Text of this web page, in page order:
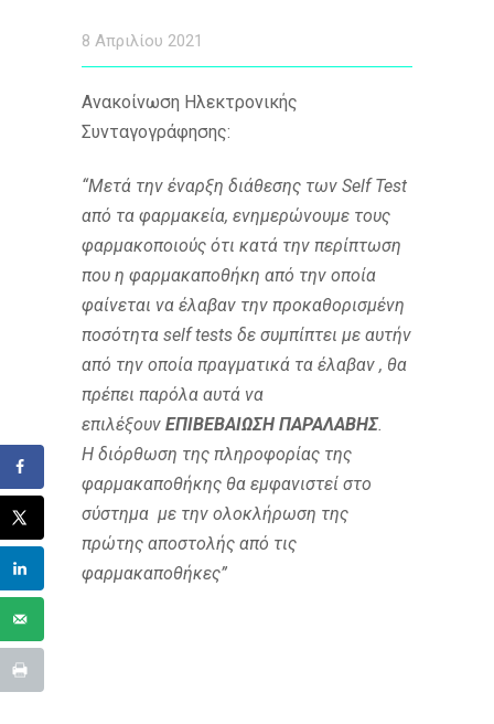
8 Απριλίου 2021
Ανακοίνωση Ηλεκτρονικής
Συνταγογράφησης:
“Μετά την έναρξη διάθεσης των Self Test
από τα φαρμακεία, ενημερώνουμε τους
φαρμακοποιούς ότι κατά την περίπτωση
που η φαρμακαποθήκη από την οποία
φαίνεται να έλαβαν την προκαθορισμένη
ποσότητα self tests δε συμπίπτει με αυτήν
από την οποία πραγματικά τα έλαβαν , θα
πρέπει παρόλα αυτά να
επιλέξουν ΕΠΙΒΕΒΑΙΩΣΗ ΠΑΡΑΛΑΒΗΣ.
Η διόρθωση της πληροφορίας της
φαρμακαποθήκης θα εμφανιστεί στο
σύστημα με την ολοκλήρωση της
πρώτης αποστολής από τις
φαρμακαποθήκες”